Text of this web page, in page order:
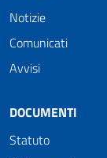
Notizie
Comunicati
Avvisi
DOCUMENTI
Statuto